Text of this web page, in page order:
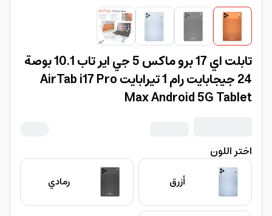
تابلت اي 17 برو ماكس 5 جي اير تاب 10.1 بوصة
24 جيجابايت رام 1 تيرابايت AirTab i17 Pro
Max Android 5G Tablet
اختر اللون
أزرق رمادي